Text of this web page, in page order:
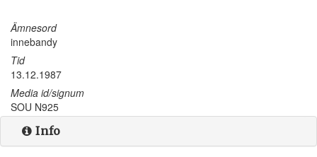
Ämnesord
innebandy
Tid
13.12.1987
Media id/signum
SOU N925
Info